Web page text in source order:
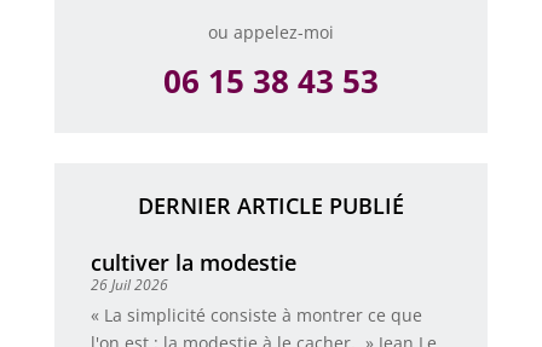
ou appelez-moi
06 15 38 43 53
DERNIER ARTICLE PUBLIÉ
cultiver la modestie
26 Juil 2026
« La simplicité consiste à montrer ce que